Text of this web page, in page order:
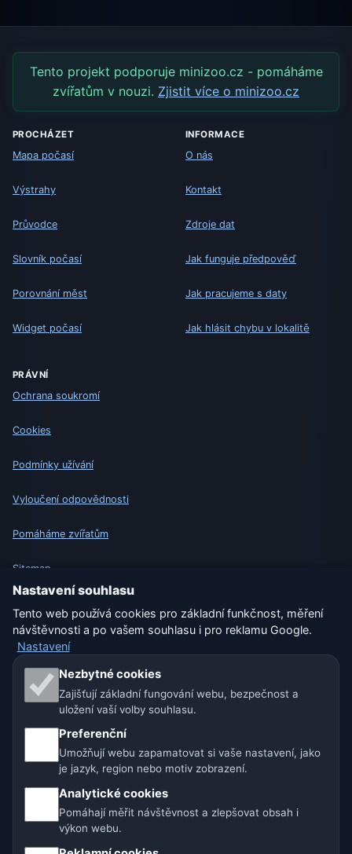
Tento projekt podporuje minizoo.cz - pomáháme
zvířatům v nouzi. Zjistit více o minizoo.cz
PROCHÁZET
Mapa počasí
Výstrahy
Průvodce
Slovník počasí
Porovnání měst
Widget počasí
INFORMACE
O nás
Kontakt
Zdroje dat
Jak funguje předpověď
Jak pracujeme s daty
Jak hlásit chybu v lokalitě
PRÁVNÍ
Ochrana soukromí
Cookies
Podmínky užívání
Vyloučení odpovědnosti
Pomáháme zvířatům
Sitemap
Nastavení
Naše weby o počasí:
🇨🇿 Česko 🇭🇷 Chorvatsko 🇧🇬 Bulharsko
🇩🇪🇦🇹🇨🇭 Německo / Rakousko / Švýcarsko
🌎 Latinská Amerika a Španělsko
🇮🇳 Jižní a jihovýchodní Asie
Provozovatel: Spolek Minizoo.cz z.s. | IČO: 21135550 |
Nastavení souhlasu
Tento web používá cookies pro základní funkčnost, měření
návštěvnosti a po vašem souhlasu i pro reklamu Google.
Nastavení
Nezbytné cookies
Zajišťují základní fungování webu, bezpečnost a
uložení vaší volby souhlasu.
Preferenční
Umožňují webu zapamatovat si vaše nastavení, jako
je jazyk, region nebo motiv zobrazení.
Analytické cookies
Pomáhají měřit návštěvnost a zlepšovat obsah i
výkon webu.